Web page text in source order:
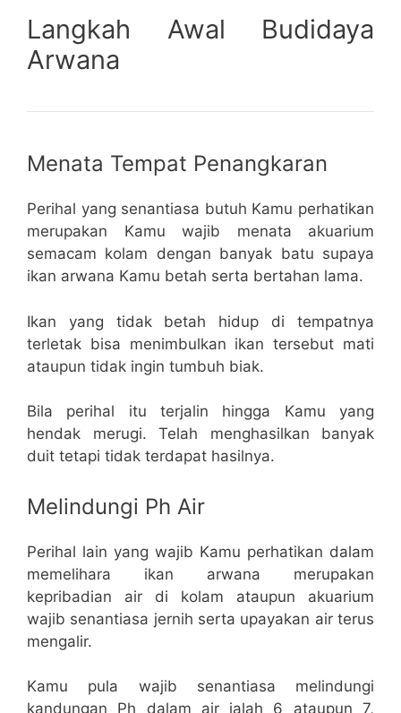
Langkah Awal Budidaya
Arwana
Menata Tempat Penangkaran
Perihal yang senantiasa butuh Kamu perhatikan
merupakan Kamu wajib menata akuarium
semacam kolam dengan banyak batu supaya
ikan arwana Kamu betah serta bertahan lama.
Ikan yang tidak betah hidup di tempatnya
terletak bisa menimbulkan ikan tersebut mati
ataupun tidak ingin tumbuh biak.
Bila perihal itu terjalin hingga Kamu yang
hendak merugi. Telah menghasilkan banyak
duit tetapi tidak terdapat hasilnya.
Melindungi Ph Air
Perihal lain yang wajib Kamu perhatikan dalam
memelihara ikan arwana merupakan
kepribadian air di kolam ataupun akuarium
wajib senantiasa jernih serta upayakan air terus
mengalir.
Kamu pula wajib senantiasa melindungi
kandungan Ph dalam air ialah 6 ataupun 7,